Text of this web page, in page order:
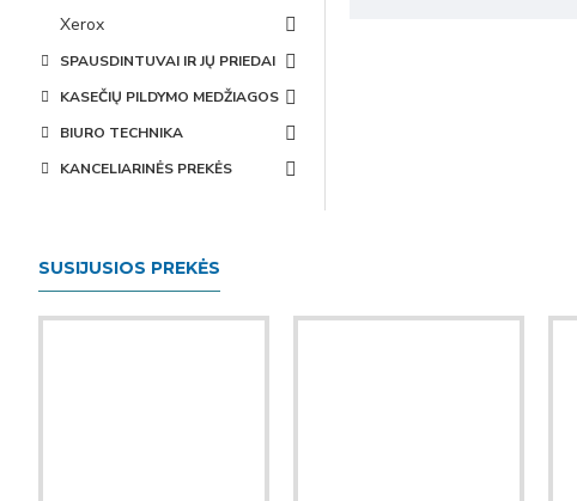
Xerox
SPAUSDINTUVAI IR JŲ PRIEDAI
KASEČIŲ PILDYMO MEDŽIAGOS
BIURO TECHNIKA
KANCELIARINĖS PREKĖS
SUSIJUSIOS PREKĖS